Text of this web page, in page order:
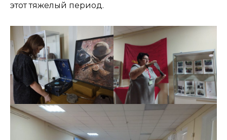
этот тяжелый период.